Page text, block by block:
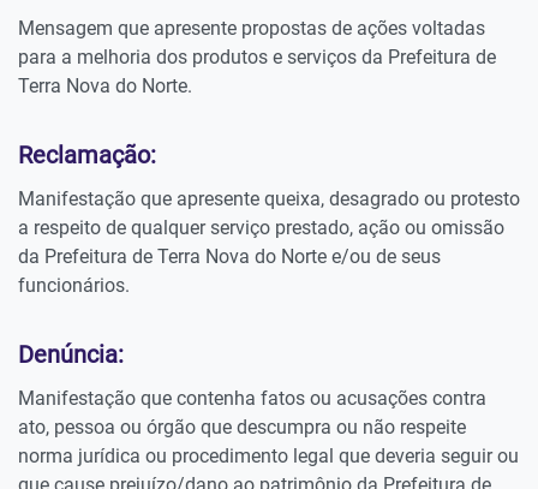
Mensagem que apresente propostas de ações voltadas
para a melhoria dos produtos e serviços da Prefeitura de
Terra Nova do Norte.
Reclamação:
Manifestação que apresente queixa, desagrado ou protesto
a respeito de qualquer serviço prestado, ação ou omissão
da Prefeitura de Terra Nova do Norte e/ou de seus
funcionários.
Denúncia:
Manifestação que contenha fatos ou acusações contra
ato, pessoa ou órgão que descumpra ou não respeite
norma jurídica ou procedimento legal que deveria seguir ou